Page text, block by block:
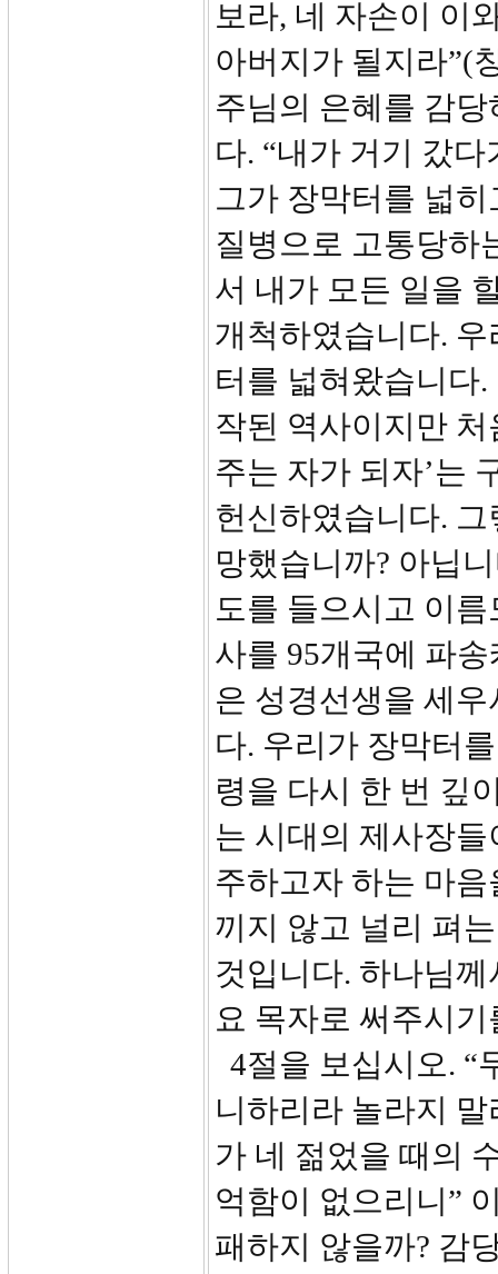
보라, 네 자손이 이
아버지가 될지라”(
주님의 은혜를 감
다. “내가 거기 갔
그가 장막터를 넓
질병으로 고통당하
서 내가 모든 일을
개척하였습니다.
터를 넓혀왔습니다.
작된 역사이지만
주는 자가 되자’는
헌신하였습니다.
망했습니까? 아닙
도를 들으시고 이
사를 95개국에 파
은 성경선생을 세
다. 우리가 장막터
령을 다시 한 번 깊
는 시대의 제사장
주하고자 하는 마
끼지 않고 널리 펴
것입니다. 하나님
요 목자로 써주시
4절을 보십시오. “
니하리라 놀라지
가 네 젊었을 때의
억함이 없으리니”
패하지 않을까? 감